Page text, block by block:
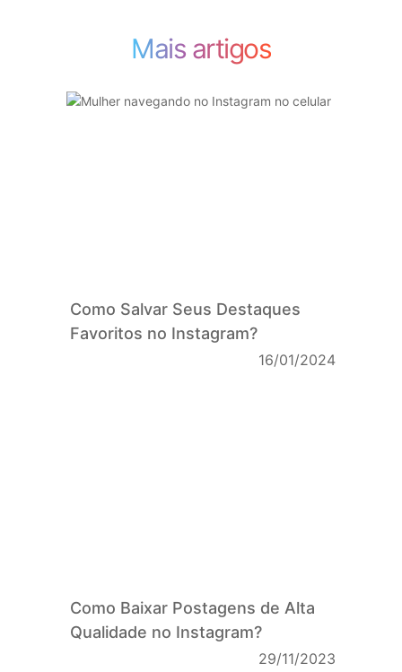
Mais artigos
Como Salvar Seus Destaques
Favoritos no Instagram?
16/01/2024
Como Baixar Postagens de Alta
Qualidade no Instagram?
29/11/2023